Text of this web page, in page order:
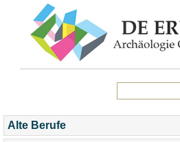
Alte Berufe